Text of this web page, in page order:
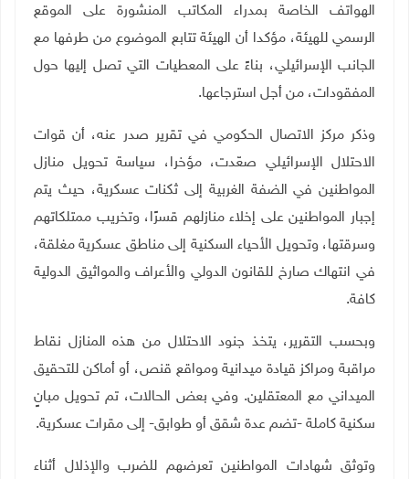
الهواتف الخاصة بمدراء المكاتب المنشورة على الموقع
الرسمي للهيئة، مؤكدا أن الهيئة تتابع الموضوع من طرفها مع
الجانب الإسرائيلي، بناءً على المعطيات التي تصل إليها حول
المفقودات، من أجل استرجاعها.
وذكر مركز الاتصال الحكومي في تقرير صدر عنه، أن قوات
الاحتلال الإسرائيلي صعّدت، مؤخرا، سياسة تحويل منازل
المواطنين في الضفة الغربية إلى ثكنات عسكرية، حيث يتم
إجبار المواطنين على إخلاء منازلهم قسرًا، وتخريب ممتلكاتهم
وسرقتها، وتحويل الأحياء السكنية إلى مناطق عسكرية مغلقة،
في انتهاك صارخ للقانون الدولي والأعراف والمواثيق الدولية
كافة.
وبحسب التقرير، يتخذ جنود الاحتلال من هذه المنازل نقاط
مراقبة ومراكز قيادة ميدانية ومواقع قنص، أو أماكن للتحقيق
الميداني مع المعتقلين. وفي بعض الحالات، تم تحويل مبانٍ
سكنية كاملة -تضم عدة شقق أو طوابق- إلى مقرات عسكرية.
وتوثق شهادات المواطنين تعرضهم للضرب والإذلال أثناء